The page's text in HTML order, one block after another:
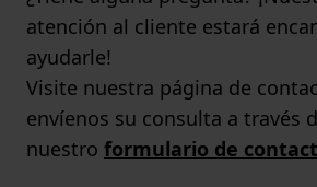
atención al cliente estará
ayudarle!
Visite nuestra página de
envíenos su consulta a través
nuestro formulario de